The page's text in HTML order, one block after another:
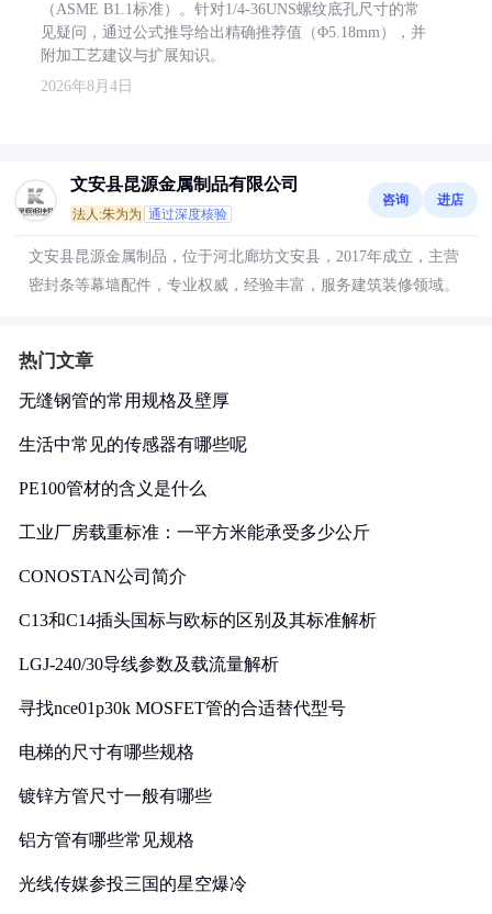
（ASME B1.1标准）。针对1/4-36UNS螺纹底孔尺寸的常
见疑问，通过公式推导给出精确推荐值（Φ5.18mm），并
附加工艺建议与扩展知识。
2026年8月4日
文安县昆源金属制品有限公司
法人:朱为为 通过深度核验
咨询 进店
文安县昆源金属制品，位于河北廊坊文安县，2017年成立，主营
密封条等幕墙配件，专业权威，经验丰富，服务建筑装修领域。
热门文章
无缝钢管的常用规格及壁厚
生活中常见的传感器有哪些呢
PE100管材的含义是什么
工业厂房载重标准：一平方米能承受多少公斤
CONOSTAN公司简介
C13和C14插头国标与欧标的区别及其标准解析
LGJ-240/30导线参数及载流量解析
寻找nce01p30k MOSFET管的合适替代型号
电梯的尺寸有哪些规格
镀锌方管尺寸一般有哪些
铝方管有哪些常见规格
光线传媒参投三国的星空爆冷